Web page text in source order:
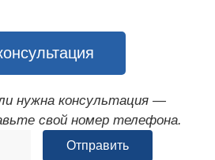
нужна консультация —
свой номер телефона.
Отправить